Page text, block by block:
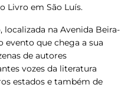
Livro em São Luís.
localizada na Avenida Beira-
evento que chega a sua
de autores
vozes da literatura
estados e também de